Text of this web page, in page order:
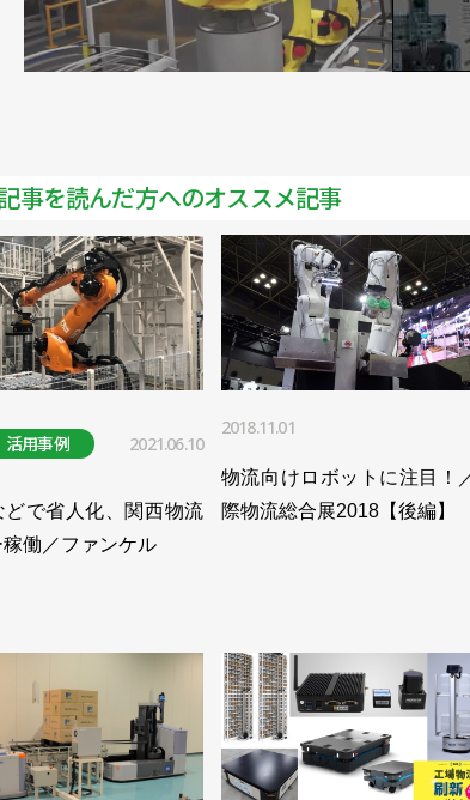
事を読んだ方へのオススメ記事
活用事例 2021.06.10
どで省人化、関西物流
働／ファンケル
2018.11.01
物流向けロボットに注目！
際物流総合展2018【後編】